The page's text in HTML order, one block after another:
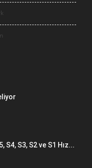
S4, S3, S2 ve S1 Hız...